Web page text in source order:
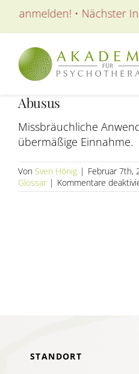
Inhalt
springen
anmelden! • Nächster
AKADEMIE
AUSBILDUNGEN
WEITERBILDUNGEN
NACH:
Abusus
Missbräuchliche
übermäßige Einnahme.
Von Sven Hönig | Februar 7th,
Glossar | Kommentare
STANDORT